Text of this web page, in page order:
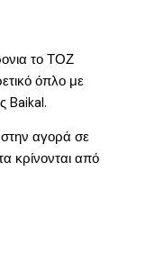
το ΤΟΖ
όπλο με
Baikal.
αγορά σε
κρίνονται από